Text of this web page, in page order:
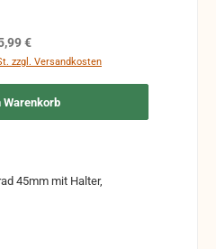
Preis:
€
zzgl. Versandkosten
Warenkorb